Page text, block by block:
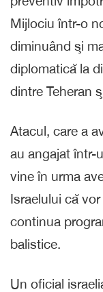
Mijlociu într-o
diminuând şi
diplomatică la
dintre Teheran
Atacul, care a
au angajat într-
vine în urma
Israelului că
continua
balistice.
Un oficial